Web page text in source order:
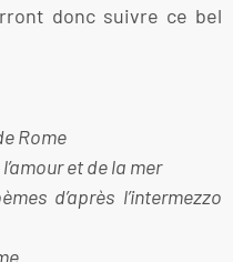
donc suivre ce bel
Rome
et de la mer
d’après l’intermezzo